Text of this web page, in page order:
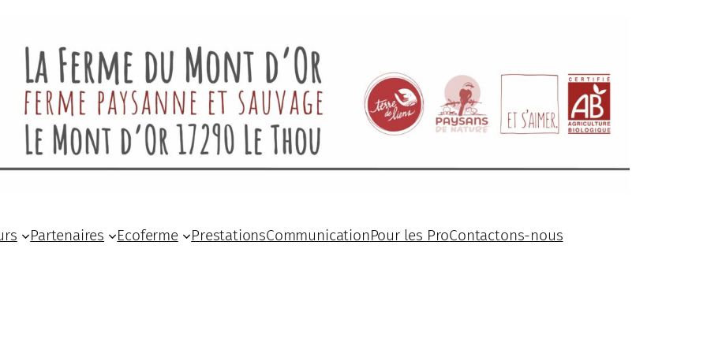
Partenaires Ecoferme PrestationsCommunicationPour les ProContactons-nous